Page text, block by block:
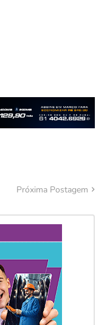
Próxima Postagem